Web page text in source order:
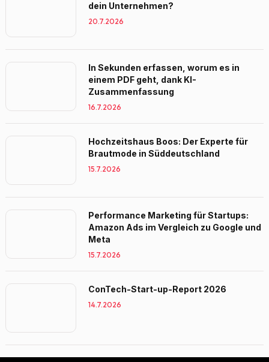
dein Unternehmen?
20.7.2026
In Sekunden erfassen, worum es in
einem PDF geht, dank KI-
Zusammenfassung
16.7.2026
Hochzeitshaus Boos: Der Experte für
Brautmode in Süddeutschland
15.7.2026
Performance Marketing für Startups:
Amazon Ads im Vergleich zu Google und
Meta
15.7.2026
ConTech-Start-up-Report 2026
14.7.2026